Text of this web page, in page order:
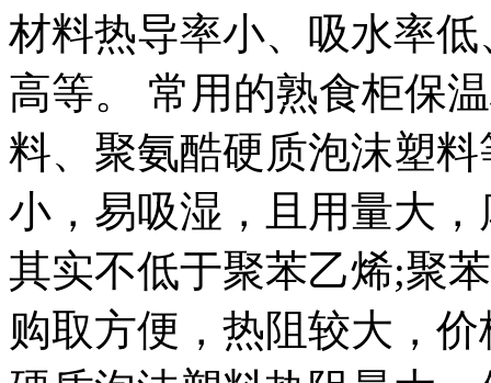
材料热导率小、吸水率
高等。 常用的熟食柜保
料、聚氨酷硬质泡沫塑
小，易吸湿，且用量大
其实不低于聚苯乙烯;聚
购取方便，热阻较大，